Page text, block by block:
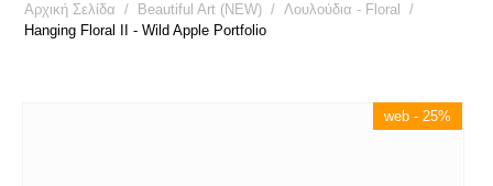
Αρχική Σελίδα / Beautiful Art (NEW) / Λουλούδια - Floral
/
Hanging Floral II - Wild Apple Portfolio
web - 25%